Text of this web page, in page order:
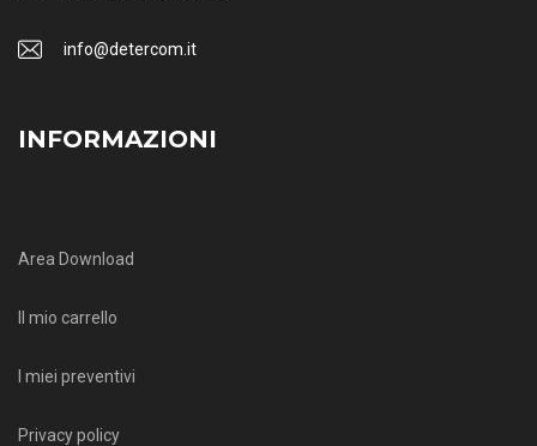
info@detercom.it
INFORMAZIONI
Area Download
Il mio carrello
I miei preventivi
Privacy policy